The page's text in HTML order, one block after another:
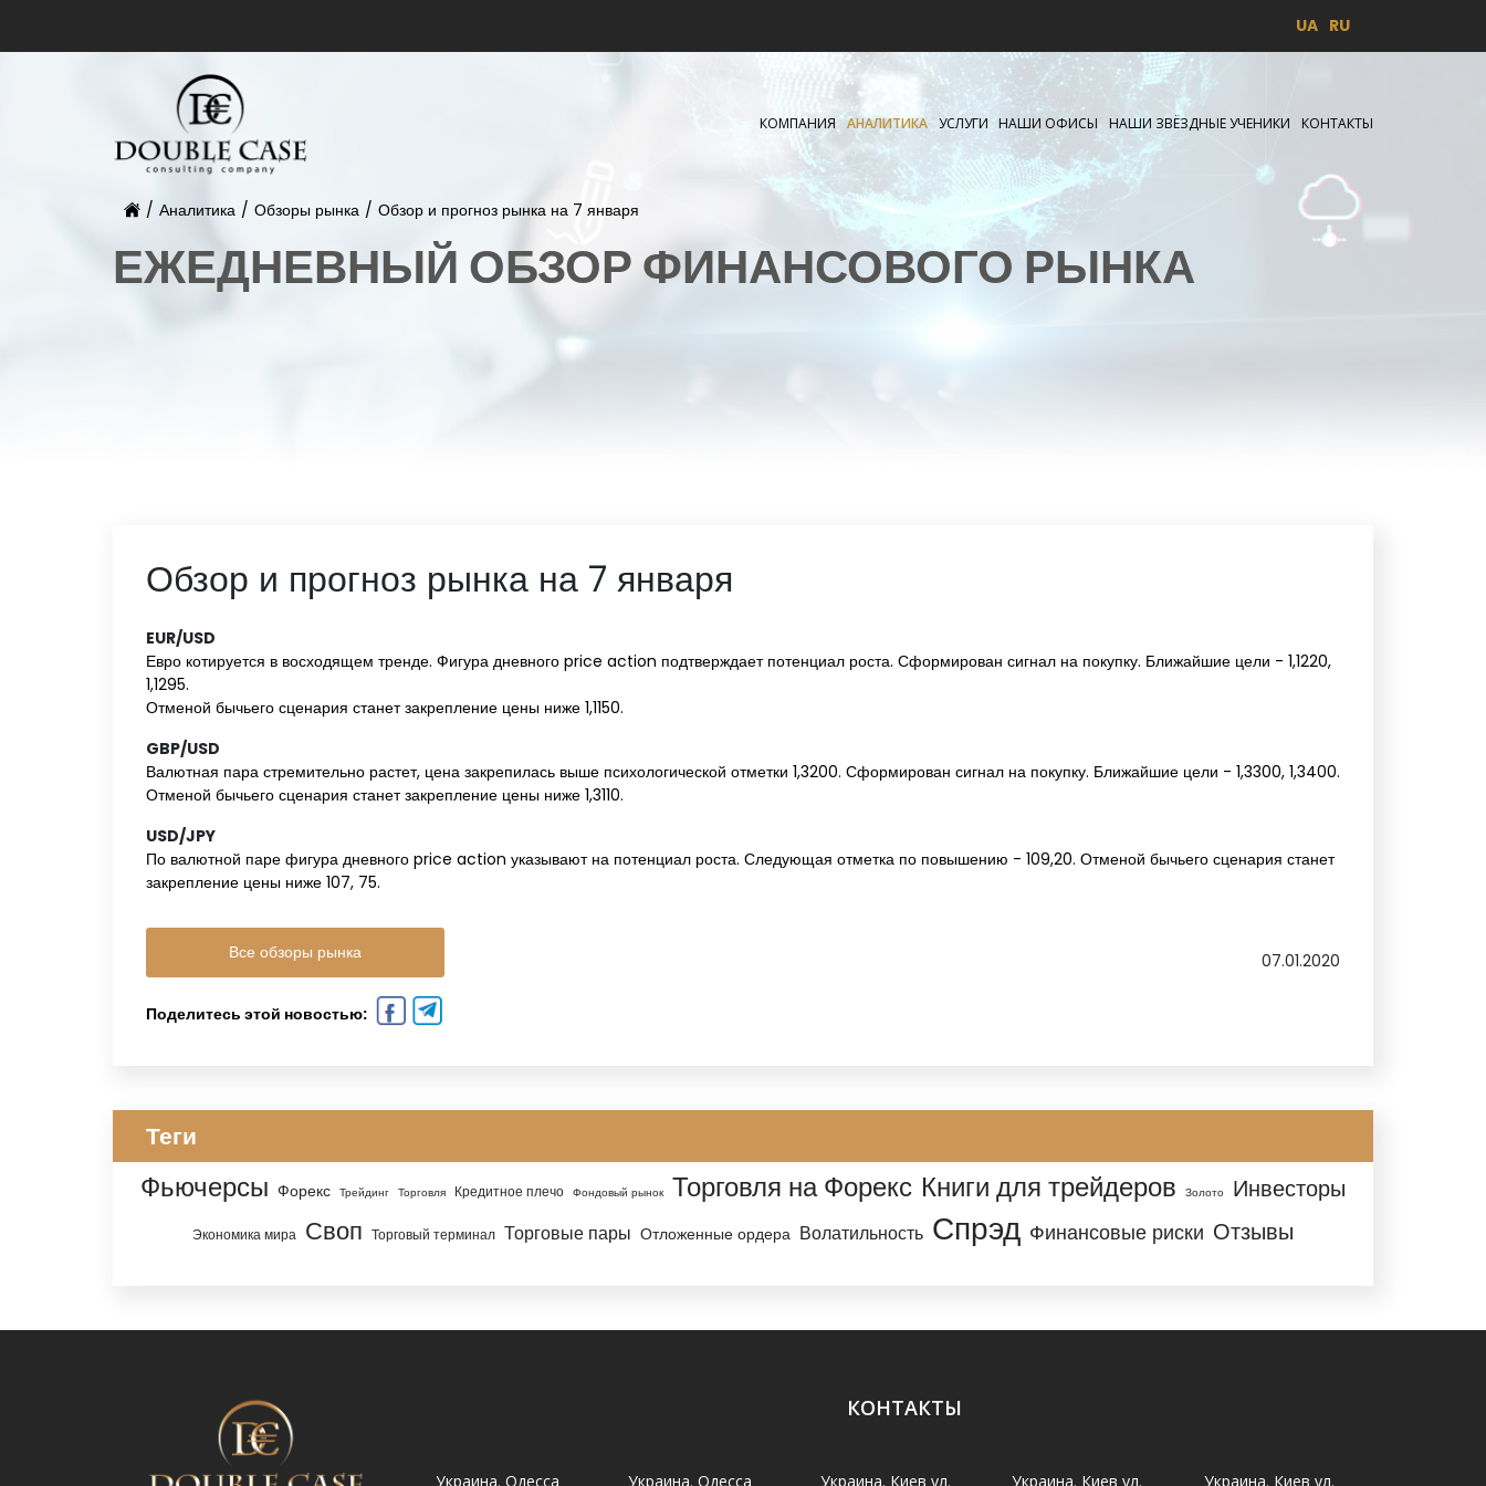
UA RU
КОМПАНИЯ АНАЛИТИКА УСЛУГИ НАШИ ОФИСЫ НАШИ ЗВЁЗДНЫЕ УЧЕНИКИ КОНТАКТЫ
/ Аналитика / Обзоры рынка / Обзор и прогноз рынка на 7 января
ЕЖЕДНЕВНЫЙ ОБЗОР ФИНАНСОВОГО РЫНКА
Обзор и прогноз рынка на 7 января
EUR/USD‌
Евро котируется в восходящем тренде. Фигура дневного price action подтверждает потенциал роста. Сформирован сигнал на покупку. Ближайшие цели - 1,1220,
1,1295.
Отменой бычьего сценария станет закрепление цены ниже 1,1150.
GBP/USD‌
Валютная пара стремительно растет, цена закрепилась выше психологической отметки 1,3200. Сформирован сигнал на покупку. Ближайшие цели - 1,3300, 1,3400.
Отменой бычьего сценария станет закрепление цены ниже 1,3110.
USD/JPY‌
По валютной паре фигура дневного price action указывают на потенциал роста. Следующая отметка по повышению - 109,20. Отменой бычьего сценария станет
закрепление цены ниже 107, 75.
Все обзоры рынка 07.01.2020
Поделитесь этой новостью:
Теги
Фьючерсы Форекс Трейдинг Торговля Кредитное плечо Фондовый рынок Торговля на Форекс Книги для трейдеров Золото Инвесторы
Экономика мира Своп Торговый терминал Торговые пары Отложенные ордера Волатильность Спрэд Финансовые риски Отзывы
КОНТАКТЫ
Украина. Львов ул. Украина. Львов, Украина. Одесса Украина. Одесса Украина. Киев ул. Украина. Киев ул. Украина. Киев ул.